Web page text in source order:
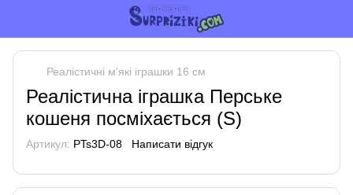
Реалістичні м'які іграшки 16 см
Реалістична іграшка Перське
кошеня посміхається (S)
Артикул: PTs3D-08 Написати відгук